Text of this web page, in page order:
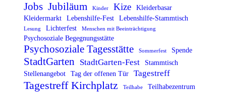
Jobs Jubiläum Kinder Kize
Kleiderbasar
Kleidermarkt
Lebenshilfe-Fest Lebenshilfe-Stammtisch
Lesung Lichterfest Menschen mit Beeinträchtigung
Psychosoziale Begegnungsstätte
Psychosoziale Tagesstätte Sommerfest Spende
StadtGarten StadtGarten-Fest
Stammtisch
Stellenangebot
Tag der offenen Tür Tagestreff
Tagestreff Kirchplatz Teilhabe Teilhabezentrum